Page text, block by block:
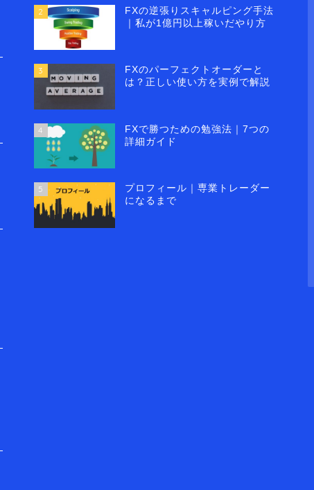
2
FXの逆張りスキャルピング手法
｜私が1億円以上稼いだやり方
3
FXのパーフェクトオーダーと
は？正しい使い方を実例で解説
4
FXで勝つための勉強法｜7つの
詳細ガイド
5
プロフィール｜専業トレーダー
になるまで